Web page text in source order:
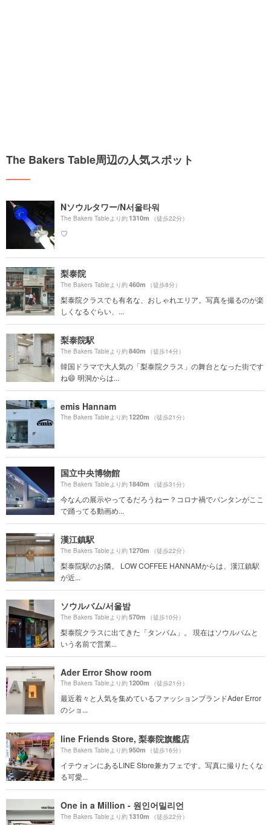
The Bakers Table周辺の人気スポット
Nソウルタワー/N서울타워
The Bakers Tableより約1310m （徒歩22分）
♡
梨泰院
The Bakers Tableより約460m （徒歩8分）
梨泰院クラスでも有名な、おしゃれエリア。写真を撮るのが楽
しくなるぐらい、...
梨泰院駅
The Bakers Tableより約840m （徒歩14分）
韓国ドラマで大人気の「梨泰院クラス」の舞台となった街です
ね😄 明洞からは...
emis Hannam
The Bakers Tableより約1220m （徒歩21分）
国立中央博物館
The Bakers Tableより約1840m （徒歩31分）
今なんの展示やってるだろうねー？コロナ禍でバンタンがここ
で踊ってる動画め...
漢江鎮駅
The Bakers Tableより約1270m （徒歩22分）
梨泰院駅のお隣。 LOW COFFEE HANNAMからは、漢江鎮駅
が近...
ソウルバム/서울밤
The Bakers Tableより約570m （徒歩10分）
梨泰院クラスに出てきた「タンバム」。 現在はソウルバムと
いう名前で営業...
Ader Error Show room
The Bakers Tableより約1200m （徒歩21分）
最近着々と人気を集めているファッションブランドAder Error
のショ...
line Friends Store, 梨泰院旗艦店
The Bakers Tableより約950m （徒歩16分）
イテウォンにあるLINE Store兼カフェです。写真に撮りたくな
る可愛...
One in a Million - 원인어밀리언
The Bakers Tableより約1310m （徒歩22分）